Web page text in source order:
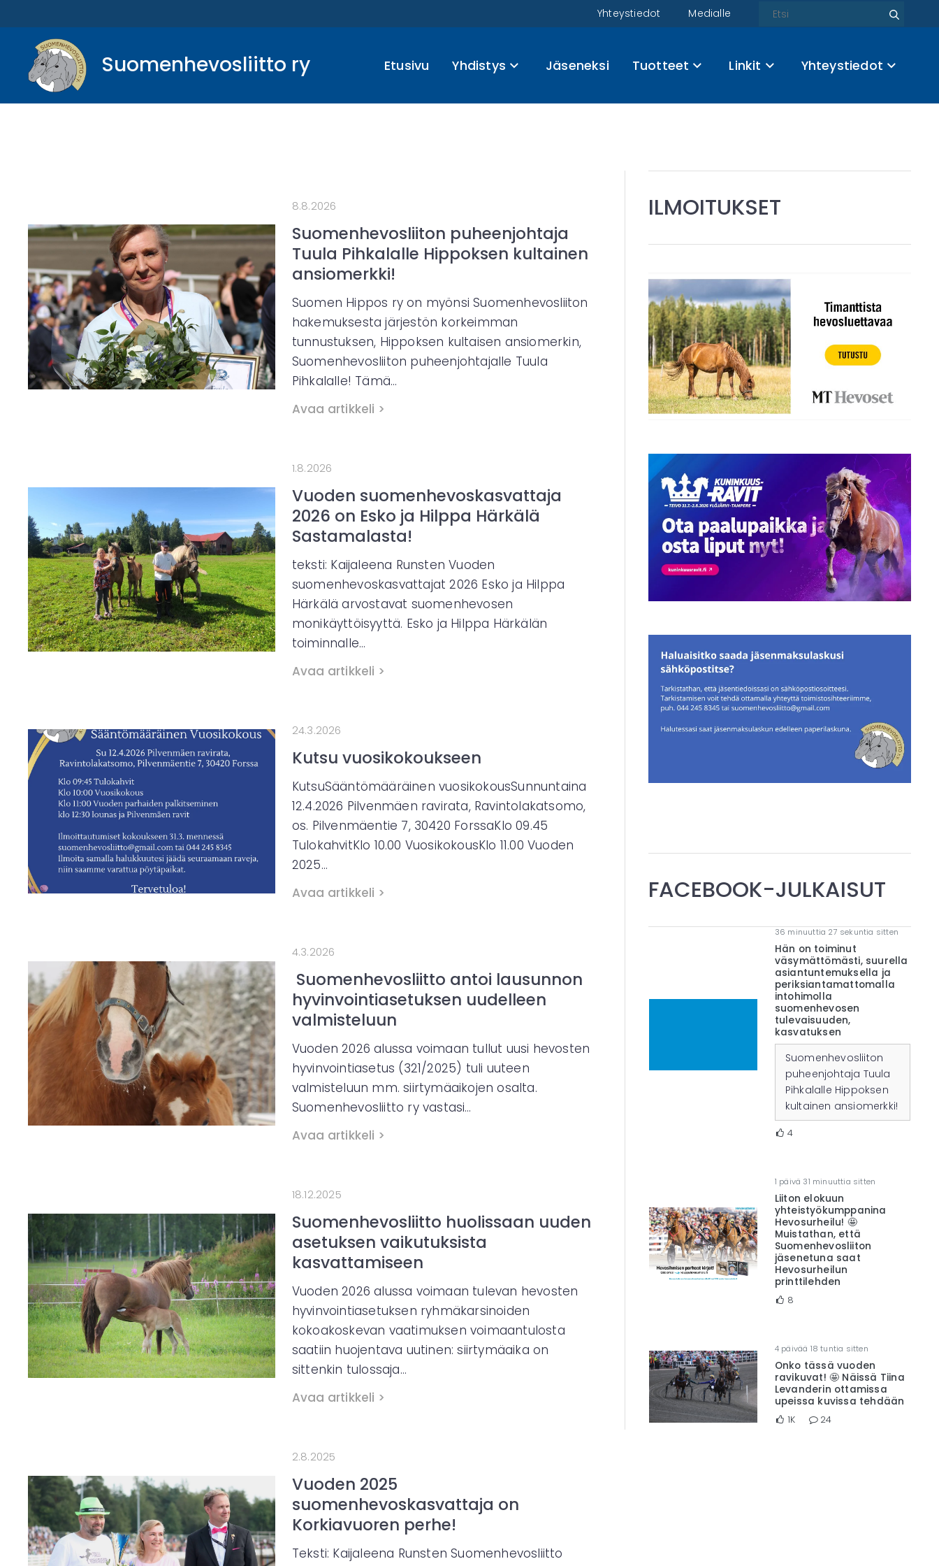
Yhteystiedot Medialle
Suomenhevosliitto ry Etusivu Yhdistys Jäseneksi Tuotteet Linkit Yhteystiedot
8.8.2026
Suomenhevosliiton puheenjohtaja
Tuula Pihkalalle Hippoksen kultainen
ansiomerkki!
Suomen Hippos ry on myönsi Suomenhevosliiton
hakemuksesta järjestön korkeimman
tunnustuksen, Hippoksen kultaisen ansiomerkin,
Suomenhevosliiton puheenjohtajalle Tuula
Pihkalalle! Tämä…
Avaa artikkeli >
1.8.2026
Vuoden suomenhevoskasvattaja
2026 on Esko ja Hilppa Härkälä
Sastamalasta!
teksti: Kaijaleena Runsten Vuoden
suomenhevoskasvattajat 2026 Esko ja Hilppa
Härkälä arvostavat suomenhevosen
monikäyttöisyyttä. Esko ja Hilppa Härkälän
toiminnalle…
Avaa artikkeli >
24.3.2026
Kutsu vuosikokoukseen
KutsuSääntömääräinen vuosikokousSunnuntaina
12.4.2026 Pilvenmäen ravirata, Ravintolakatsomo,
os. Pilvenmäentie 7, 30420 ForssaKlo 09.45
TulokahvitKlo 10.00 VuosikokousKlo 11.00 Vuoden
2025…
Avaa artikkeli >
4.3.2026
Suomenhevosliitto antoi lausunnon
hyvinvointiasetuksen uudelleen
valmisteluun
Vuoden 2026 alussa voimaan tullut uusi hevosten
hyvinvointiasetus (321/2025) tuli uuteen
valmisteluun mm. siirtymäaikojen osalta.
Suomenhevosliitto ry vastasi…
Avaa artikkeli >
18.12.2025
Suomenhevosliitto huolissaan uuden
asetuksen vaikutuksista
kasvattamiseen
Vuoden 2026 alussa voimaan tulevan hevosten
hyvinvointiasetuksen ryhmäkarsinoiden
kokoakoskevan vaatimuksen voimaantulosta
saatiin huojentava uutinen: siirtymäaika on
sittenkin tulossaja…
Avaa artikkeli >
2.8.2025
Vuoden 2025
suomenhevoskasvattaja on
Korkiavuoren perhe!
Teksti: Kaijaleena Runsten Suomenhevosliitto
ILMOITUKSET
FACEBOOK-JULKAISUT
36 minuuttia 27 sekuntia sitten
Hän on toiminut
väsymättömästi, suurella
asiantuntemuksella ja
periksiantamattomalla
intohimolla
suomenhevosen
tulevaisuuden,
kasvatuksen
Suomenhevosliiton
puheenjohtaja Tuula
Pihkalalle Hippoksen
kultainen ansiomerkki!
4
1 päivä 31 minuuttia sitten
Liiton elokuun
yhteistyökumppanina
Hevosurheilu! 🤩
Muistathan, että
Suomenhevosliiton
jäsenetuna saat
Hevosurheilun
printtilehden
8
4 päivää 18 tuntia sitten
Onko tässä vuoden
ravikuvat! 🤩 Näissä Tiina
Levanderin ottamissa
upeissa kuvissa tehdään
1K 24